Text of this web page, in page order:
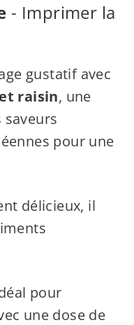
- Imprimer la
gustatif avec
raisin, une
pour une
délicieux, il
pour
une dose de